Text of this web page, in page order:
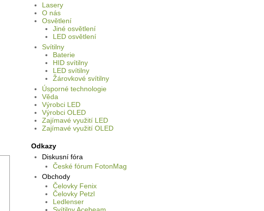
Lasery
O nás
Osvětlení
Jiné osvětlení
LED osvětlení
Svítilny
Baterie
HID svítilny
LED svítilny
Žárovkové svítilny
Úsporné technologie
Věda
Výrobci LED
Výrobci OLED
Zajímavé využití LED
Zajímavé využití OLED
Odkazy
Diskusní fóra
České fórum FotonMag
Obchody
Čelovky Fenix
Čelovky Petzl
Ledlenser